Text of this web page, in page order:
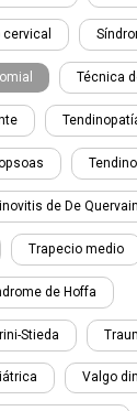
Técnica
de De Quervain
Trapecio medio
de Hoffa
Stieda
Valgo